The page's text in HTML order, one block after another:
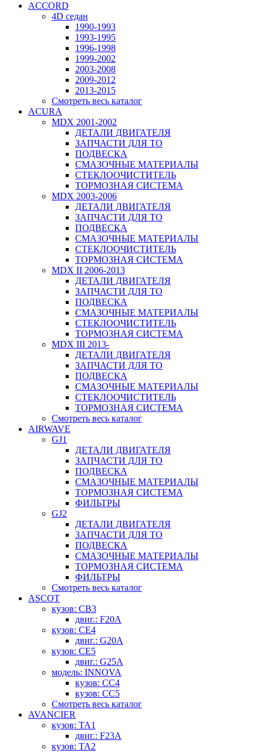
ACCORD
4D седан
1990-1993
1993-1995
1996-1998
1999-2002
2003-2008
2009-2012
2013-2015
Смотреть весь каталог
ACURA
MDX 2001-2002
ДЕТАЛИ ДВИГАТЕЛЯ
ЗАПЧАСТИ ДЛЯ ТО
ПОДВЕСКА
СМАЗОЧНЫЕ МАТЕРИАЛЫ
СТЕКЛООЧИСТИТЕЛЬ
ТОРМОЗНАЯ СИСТЕМА
MDX 2003-2006
ДЕТАЛИ ДВИГАТЕЛЯ
ЗАПЧАСТИ ДЛЯ ТО
ПОДВЕСКА
СМАЗОЧНЫЕ МАТЕРИАЛЫ
СТЕКЛООЧИСТИТЕЛЬ
ТОРМОЗНАЯ СИСТЕМА
MDX II 2006-2013
ДЕТАЛИ ДВИГАТЕЛЯ
ЗАПЧАСТИ ДЛЯ ТО
ПОДВЕСКА
СМАЗОЧНЫЕ МАТЕРИАЛЫ
СТЕКЛООЧИСТИТЕЛЬ
ТОРМОЗНАЯ СИСТЕМА
MDX III 2013-
ДЕТАЛИ ДВИГАТЕЛЯ
ЗАПЧАСТИ ДЛЯ ТО
ПОДВЕСКА
СМАЗОЧНЫЕ МАТЕРИАЛЫ
СТЕКЛООЧИСТИТЕЛЬ
ТОРМОЗНАЯ СИСТЕМА
Смотреть весь каталог
AIRWAVE
GJ1
ДЕТАЛИ ДВИГАТЕЛЯ
ЗАПЧАСТИ ДЛЯ ТО
ПОДВЕСКА
СМАЗОЧНЫЕ МАТЕРИАЛЫ
ТОРМОЗНАЯ СИСТЕМА
ФИЛЬТРЫ
GJ2
ДЕТАЛИ ДВИГАТЕЛЯ
ЗАПЧАСТИ ДЛЯ ТО
ПОДВЕСКА
СМАЗОЧНЫЕ МАТЕРИАЛЫ
ТОРМОЗНАЯ СИСТЕМА
ФИЛЬТРЫ
Смотреть весь каталог
ASCOT
кузов: CB3
двиг.: F20A
кузов: CE4
двиг.: G20A
кузов: CE5
двиг.: G25A
модель: INNOVA
кузов: CC4
кузов: CC5
Смотреть весь каталог
AVANCIER
кузов: TA1
двиг.: F23A
кузов: TA2